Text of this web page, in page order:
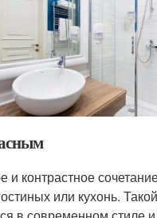
и контрастное
или кухонь.